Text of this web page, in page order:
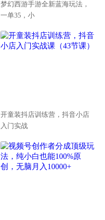
梦幻西游手游全新蓝海玩法，
一单35，小
开童装抖店训练营，抖音小店
入门实战